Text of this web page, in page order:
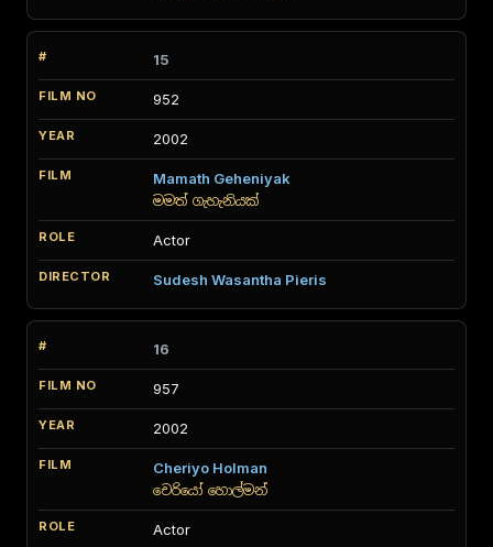
15
952
2002
Mamath Geheniyak
මමත් ගැහැනියක්
Actor
Sudesh Wasantha Pieris
16
957
2002
Cheriyo Holman
චෙරියෝ හොල්මන්
Actor